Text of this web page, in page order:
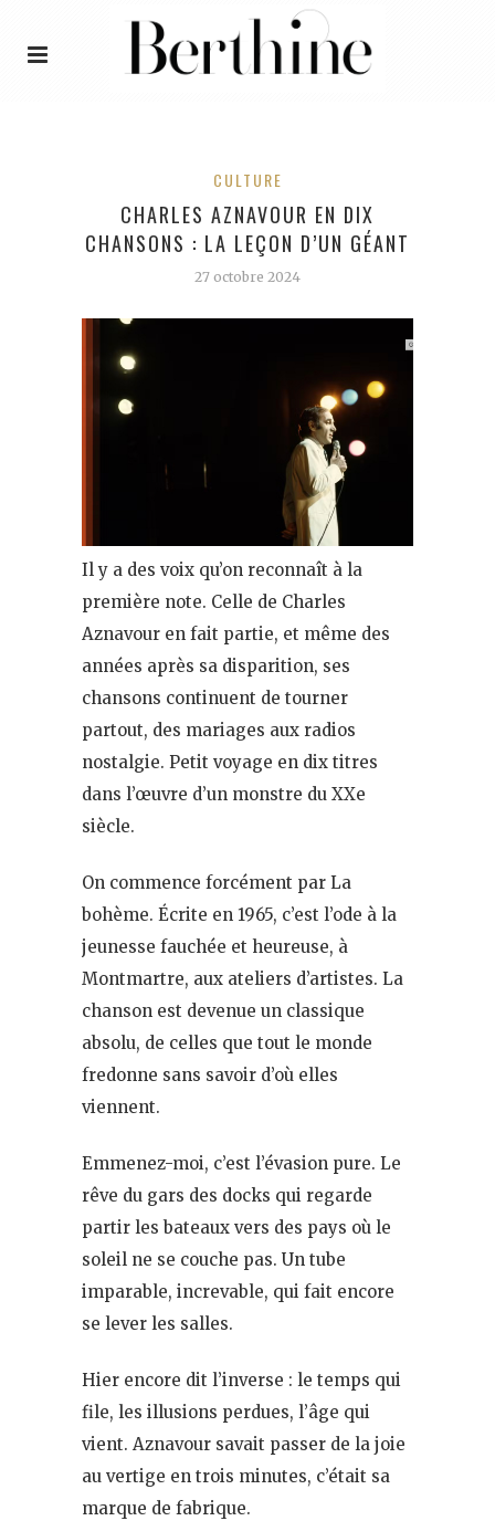
CULTURE
CHARLES AZNAVOUR EN DIX
CHANSONS : LA LEÇON D’UN GÉANT
27 octobre 2024
Il y a des voix qu’on reconnaît à la
première note. Celle de Charles
Aznavour en fait partie, et même des
années après sa disparition, ses
chansons continuent de tourner
partout, des mariages aux radios
nostalgie. Petit voyage en dix titres
dans l’œuvre d’un monstre du XXe
siècle.
On commence forcément par La
bohème. Écrite en 1965, c’est l’ode à la
jeunesse fauchée et heureuse, à
Montmartre, aux ateliers d’artistes. La
chanson est devenue un classique
absolu, de celles que tout le monde
fredonne sans savoir d’où elles
viennent.
Emmenez-moi, c’est l’évasion pure. Le
rêve du gars des docks qui regarde
partir les bateaux vers des pays où le
soleil ne se couche pas. Un tube
imparable, increvable, qui fait encore
se lever les salles.
Hier encore dit l’inverse : le temps qui
file, les illusions perdues, l’âge qui
vient. Aznavour savait passer de la joie
au vertige en trois minutes, c’était sa
marque de fabrique.